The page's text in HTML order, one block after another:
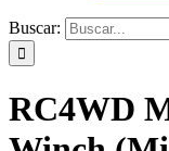
Buscar:
RC4WD